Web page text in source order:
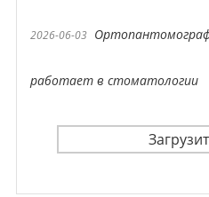
2026-06-03
работает в стоматологии